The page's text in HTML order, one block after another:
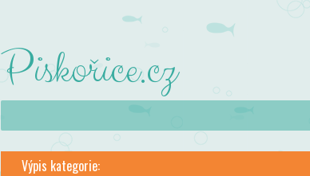
Piskořice.cz
Menu
Výpis kategorie: